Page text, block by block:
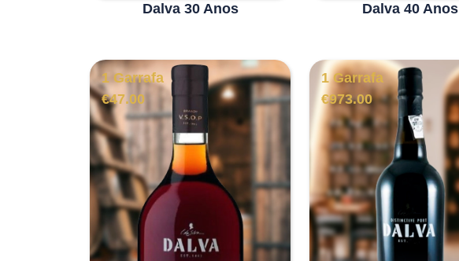
Dalva 30 Anos Dalva 40 Anos
1 Garrafa
€47.00
1 Garrafa
€973.00